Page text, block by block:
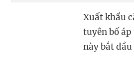
Xuất khẩu
tuyên bố
này bắt